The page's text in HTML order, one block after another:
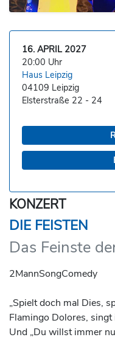
16. APRIL 2027
20:00 Uhr
Haus Leipzig
04109 Leipzig
Elsterstraße 22 - 24
KONZERT
DIE FEISTEN
Das Feinste
2MannSongComedy
„Spielt doch mal Dies,
Flamingo Dolores,
Und „Du willst immer